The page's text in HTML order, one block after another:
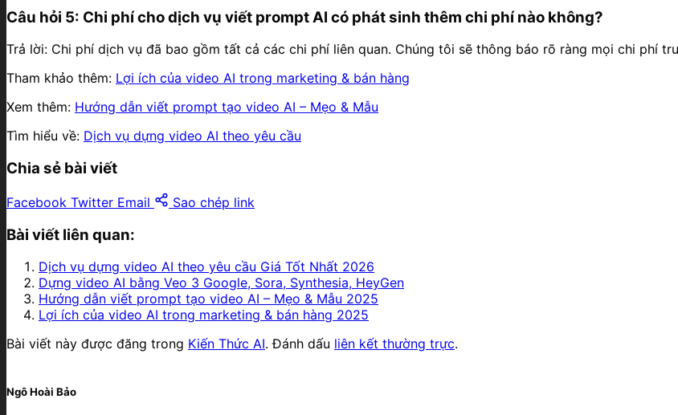
Câu hỏi 5: Chi phí cho dịch vụ viết prompt AI có phát sinh thêm chi phí nào không?
Trả lời: Chi phí dịch vụ đã bao gồm tất cả các chi phí liên quan. Chúng tôi sẽ thông báo rõ ràng mọi chi phí
Tham khảo thêm: Lợi ích của video AI trong marketing & bán hàng
Xem thêm: Hướng dẫn viết prompt tạo video AI – Mẹo & Mẫu
Tìm hiểu về: Dịch vụ dựng video AI theo yêu cầu
Chia sẻ bài viết
Facebook Twitter Email Sao chép link
Bài viết liên quan:
Dịch vụ dựng video AI theo yêu cầu Giá Tốt Nhất 2026
Dựng video AI bằng Veo 3 Google, Sora, Synthesia, HeyGen
Hướng dẫn viết prompt tạo video AI – Mẹo & Mẫu 2025
Lợi ích của video AI trong marketing & bán hàng 2025
Bài viết này được đăng trong Kiến Thức AI. Đánh dấu liên kết thường trực.
Ngô Hoài Bảo